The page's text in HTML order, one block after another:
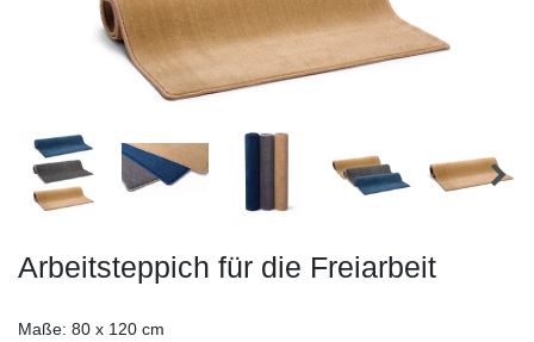
Arbeitsteppich für die Freiarbeit
Maße: 80 x 120 cm